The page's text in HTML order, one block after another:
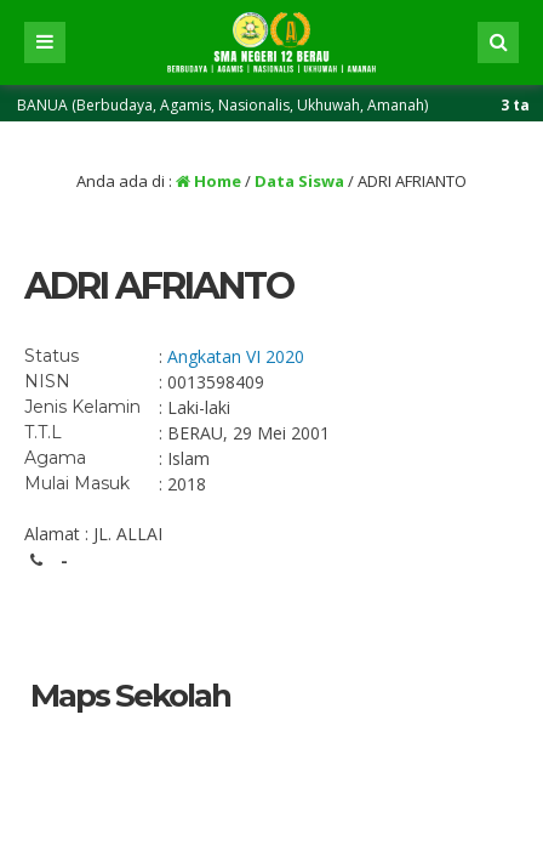
(Berbudaya, Agamis, Nasionalis, Ukhuwah, Amanah) 3 tahun
Anda ada di : Home/ Data Siswa /ADRI AFRIANTO
ADRI AFRIANTO
Status : Angkatan VI 2020
NISN : 0013598409
Jenis Kelamin : Laki-laki
T.T.L : BERAU, 29 Mei 2001
Agama : Islam
Mulai Masuk : 2018
Alamat : JL. ALLAI
-
Maps Sekolah